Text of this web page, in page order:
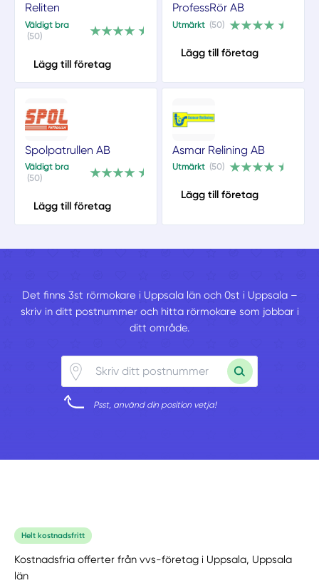
Reliten
Väldigt bra
(50)
Lägg till företag
ProfessRör AB
Utmärkt (50)
Lägg till företag
Spolpatrullen AB
Väldigt bra
(50)
Lägg till företag
Asmar Relining AB
Utmärkt (50)
Lägg till företag
Det finns 3st rörmokare i Uppsala län och 0st i Uppsala –
skriv in ditt postnummer och hitta rörmokare som jobbar i
ditt område.
Psst, använd din position vetja!
Helt kostnadsfritt
Kostnadsfria offerter från vvs-företag i Uppsala, Uppsala
län